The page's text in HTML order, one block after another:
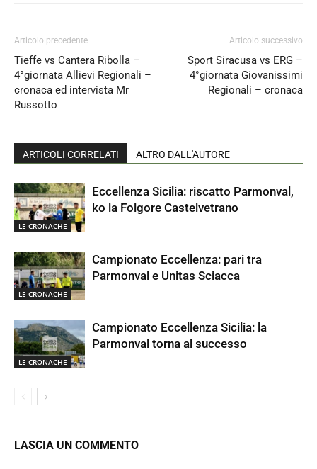
Articolo precedente
Tieffe vs Cantera Ribolla –
4°giornata Allievi Regionali –
cronaca ed intervista Mr
Russotto
Articolo successivo
Sport Siracusa vs ERG –
4°giornata Giovanissimi
Regionali – cronaca
ARTICOLI CORRELATI ALTRO DALL'AUTORE
LE CRONACHE
Eccellenza Sicilia: riscatto Parmonval,
ko la Folgore Castelvetrano
LE CRONACHE
Campionato Eccellenza: pari tra
Parmonval e Unitas Sciacca
LE CRONACHE
Campionato Eccellenza Sicilia: la
Parmonval torna al successo
LASCIA UN COMMENTO